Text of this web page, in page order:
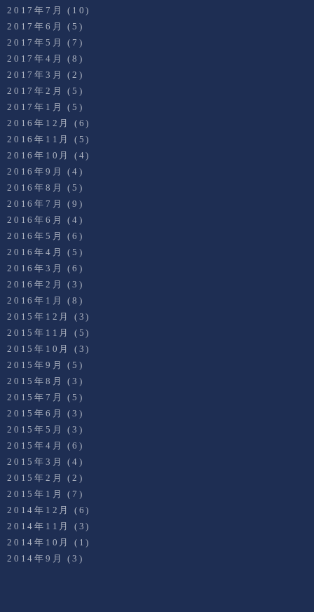
2017年7月
(10)
2017年6月
(5)
2017年5月
(7)
2017年4月
(8)
2017年3月
(2)
2017年2月
(5)
2017年1月
(5)
2016年12月
(6)
2016年11月
(5)
2016年10月
(4)
2016年9月
(4)
2016年8月
(5)
2016年7月
(9)
2016年6月
(4)
2016年5月
(6)
2016年4月
(5)
2016年3月
(6)
2016年2月
(3)
2016年1月
(8)
2015年12月
(3)
2015年11月
(5)
2015年10月
(3)
2015年9月
(5)
2015年8月
(3)
2015年7月
(5)
2015年6月
(3)
2015年5月
(3)
2015年4月
(6)
2015年3月
(4)
2015年2月
(2)
2015年1月
(7)
2014年12月
(6)
2014年11月
(3)
2014年10月
(1)
2014年9月
(3)